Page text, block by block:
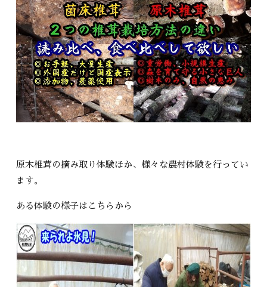
原木椎茸の摘み取り体験ほか、様々な農村体験を行ってい
ます。
ある体験の様子はこちらから